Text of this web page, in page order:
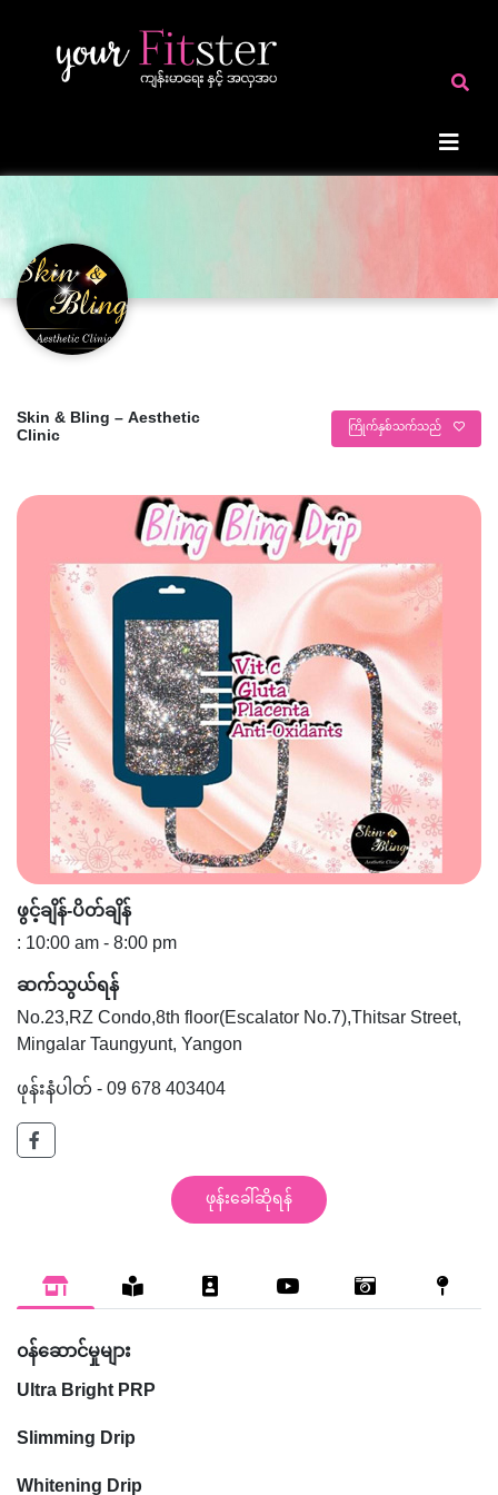
Skin & Bling – Aesthetic
Clinic ကြိုက်နှစ်သက်သည်
ဖွင့်ချိန်-ပိတ်ချိန်
: 10:00 am - 8:00 pm
ဆက်သွယ်ရန်
No.23,RZ Condo,8th floor(Escalator No.7),Thitsar Street,
Mingalar Taungyunt, Yangon
ဖုန်းနံပါတ် - 09 678 403404
ဖုန်းခေါ်ဆိုရန်
၀န်ဆောင်မှုများ
Ultra Bright PRP
Slimming Drip